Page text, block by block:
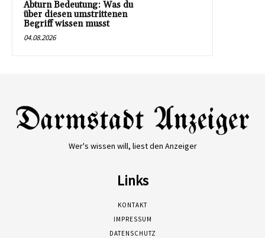
Abturn Bedeutung: Was du
über diesen umstrittenen
Begriff wissen musst
04.08.2026
Wer's wissen will, liest den Anzeiger
Links
KONTAKT
IMPRESSUM
DATENSCHUTZ